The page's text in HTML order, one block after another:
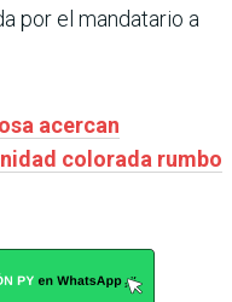
por el mandatario a
acercan
colorada rumbo